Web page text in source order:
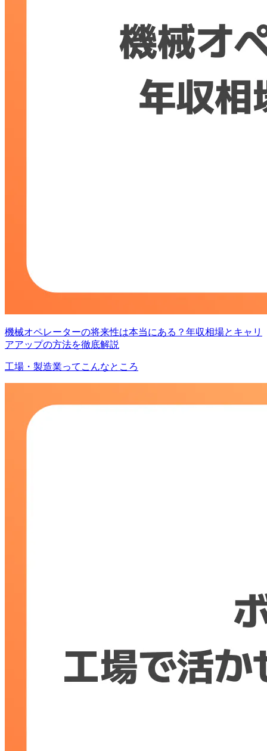
機械オペレーターの将来性は本当にある？年収相場とキャリ
アアップの方法を徹底解説
工場・製造業ってこんなところ